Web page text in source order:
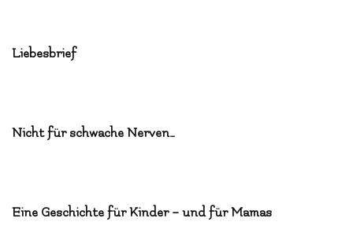
Liebesbrief
Nicht für schwache Nerven…
Eine Geschichte für Kinder – und für Mamas